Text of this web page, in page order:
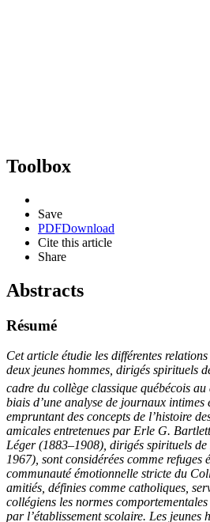
Toolbox
Save
PDFDownload
Cite this article
Share
Abstracts
Résumé
Cet article étudie les différentes
deux jeunes hommes, dirigés spirituels
cadre du collège classique québécois au
biais d’une analyse de journaux intimes
empruntant des concepts de l’histoire
amicales entretenues par Erle G.
Léger (1883–1908), dirigés spirituels
1967), sont considérées comme refuges
communauté émotionnelle stricte du
amitiés, définies comme catholiques,
collégiens les normes
par l’établissement scolaire. Les jeunes